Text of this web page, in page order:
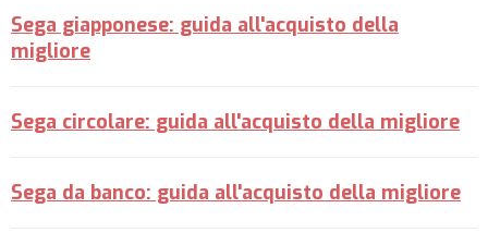
Sega giapponese: guida all'acquisto della
migliore
Sega circolare: guida all'acquisto della migliore
Sega da banco: guida all'acquisto della migliore